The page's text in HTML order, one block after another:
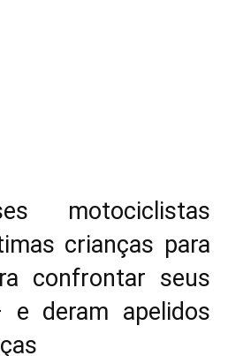
motociclistas
crianças para
confrontar seus
e deram apelidos